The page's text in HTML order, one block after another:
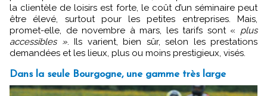
la clientèle de loisirs est forte, le coût d’un séminaire peut
être élevé, surtout pour les petites entreprises. Mais,
promet-elle, de novembre à mars, les tarifs sont « plus
accessibles ». Ils varient, bien sûr, selon les prestations
demandées et les lieux, plus ou moins prestigieux, visés.
Dans la seule Bourgogne, une gamme très large